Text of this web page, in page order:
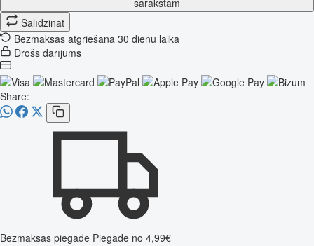
Salīdzināt
Bezmaksas atgriešana 30 dienu laikā
Drošs darījums
Share:
Bezmaksas piegāde Piegāde no 4,99€